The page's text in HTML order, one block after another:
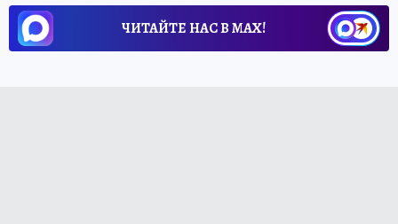
ЧИТАЙТЕ НАС В МАХ!